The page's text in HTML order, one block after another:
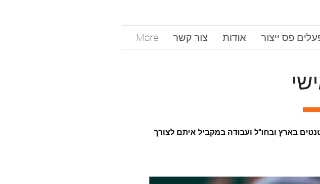
פס ייצור אודות צור קשר More
בארץ ובחו"ל ועבודה במקביל איתם לצורך